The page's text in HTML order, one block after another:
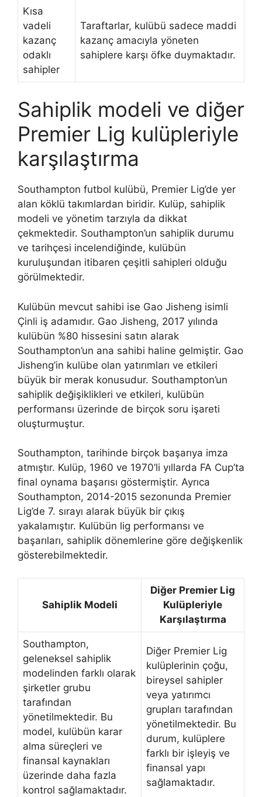
Kısa
vadeli
kazanç
odaklı
sahipler
Taraftarlar, kulübü sadece maddi
kazanç amacıyla yöneten
sahiplere karşı öfke duymaktadır.
Sahiplik modeli ve diğer
Premier Lig kulüpleriyle
karşılaştırma
Southampton futbol kulübü, Premier Lig’de yer
alan köklü takımlardan biridir. Kulüp, sahiplik
modeli ve yönetim tarzıyla da dikkat
çekmektedir. Southampton’un sahiplik durumu
ve tarihçesi incelendiğinde, kulübün
kuruluşundan itibaren çeşitli sahipleri olduğu
görülmektedir.
Kulübün mevcut sahibi ise Gao Jisheng isimli
Çinli iş adamıdır. Gao Jisheng, 2017 yılında
kulübün %80 hissesini satın alarak
Southampton’un ana sahibi haline gelmiştir. Gao
Jisheng’in kulübe olan yatırımları ve etkileri
büyük bir merak konusudur. Southampton’un
sahiplik değişiklikleri ve etkileri, kulübün
performansı üzerinde de birçok soru işareti
oluşturmuştur.
Southampton, tarihinde birçok başarıya imza
atmıştır. Kulüp, 1960 ve 1970’li yıllarda FA Cup’ta
final oynama başarısı göstermiştir. Ayrıca
Southampton, 2014-2015 sezonunda Premier
Lig’de 7. sırayı alarak büyük bir çıkış
yakalamıştır. Kulübün lig performansı ve
başarıları, sahiplik dönemlerine göre değişkenlik
gösterebilmektedir.
Sahiplik Modeli
Diğer Premier Lig
Kulüpleriyle
Karşılaştırma
Southampton,
geleneksel sahiplik
modelinden farklı olarak
şirketler grubu
tarafından
yönetilmektedir. Bu
model, kulübün karar
alma süreçleri ve
finansal kaynakları
üzerinde daha fazla
kontrol sağlamaktadır.
Diğer Premier Lig
kulüplerinin çoğu,
bireysel sahipler
veya yatırımcı
grupları tarafından
yönetilmektedir. Bu
durum, kulüplere
farklı bir işleyiş ve
finansal yapı
sağlamaktadır.